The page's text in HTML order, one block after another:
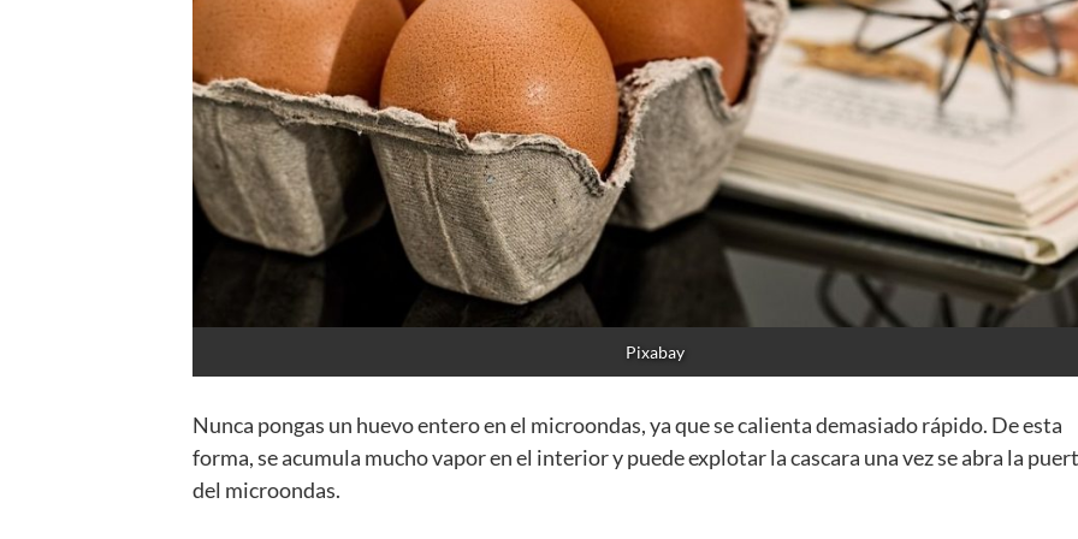
Pixabay
Nunca pongas un huevo entero en el microondas, ya que se calienta demasiado rápido. De esta
forma, se acumula mucho vapor en el interior y puede explotar la cascara una vez se abra la
del microondas.